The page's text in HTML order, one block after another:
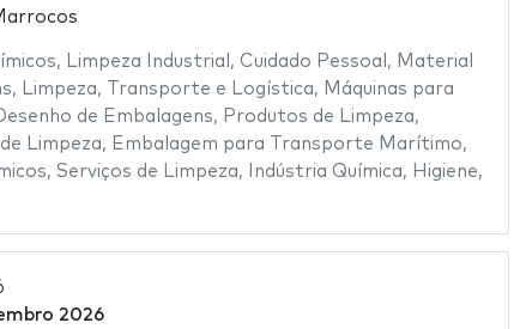
, Limpeza Industrial , Cuidado Pessoal , Material
, Limpeza, Transporte e Logística, Máquinas para
Desenho de Embalagens, Produtos de Limpeza,
Limpeza, Embalagem para Transporte Marítimo,
, Serviços de Limpeza, Indústria Química, Higiene,
2026